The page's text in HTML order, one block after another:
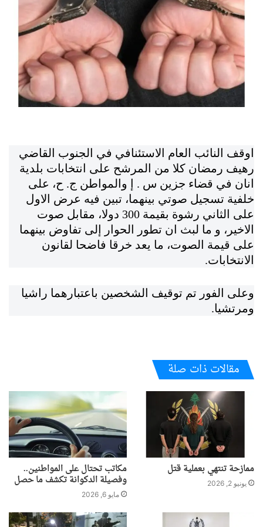
اوقف النائب العام الاستئنافي في الجنوب القاضي
رهيف رمضان كلا من المرشح على انتخابات بلدية
انان في قضاء جزين س . إ والمواطن ج. ح، على
خلفية تسجيل صوتي بينهما، تبين فيه عرض الاول
على الثاني رشوة بقيمة 300 دولا، مقابل صوت
الاخير، و ما لبث ان تطور الحوار إلى تفاوض بينهما
على قيمة الصوت، ما يعد خرقا فاضحا لقانون
الانتخابات.
وعلى الفور تم توقيف الشخصين باعتبارهما راشيا
ومرتشيا.
مقالات ذات صلة
ممازحة تنتهي بعملية قتل
يونيو 2, 2026
مكاتب تحتال على المواطنين..
وفصيلة الدكوانة تكشف ما حصل
مايو 6, 2026